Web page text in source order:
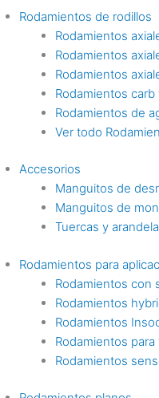
Rodamientos de rodillos
Rodamientos
Rodamientos
Rodamientos
Rodamientos carb
Rodamientos de
Ver todo
Accesorios
Manguitos de
Manguitos de
Tuercas y
Rodamientos para
Rodamientos con
Rodamientos
Rodamientos
Rodamientos
Rodamientos